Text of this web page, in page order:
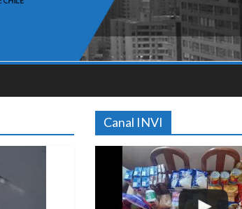
Canal INVI